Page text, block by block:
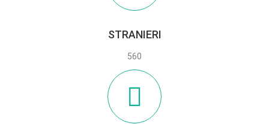
STRANIERI
560